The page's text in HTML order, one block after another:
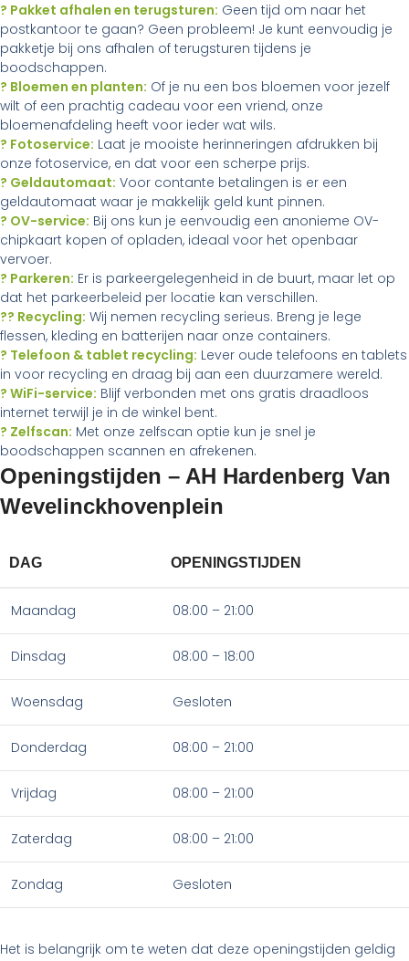
? Pakket afhalen en terugsturen: Geen tijd om naar het
postkantoor te gaan? Geen probleem! Je kunt eenvoudig je
pakketje bij ons afhalen of terugsturen tijdens je
boodschappen.
? Bloemen en planten: Of je nu een bos bloemen voor jezelf
wilt of een prachtig cadeau voor een vriend, onze
bloemenafdeling heeft voor ieder wat wils.
? Fotoservice: Laat je mooiste herinneringen afdrukken bij
onze fotoservice, en dat voor een scherpe prijs.
? Geldautomaat: Voor contante betalingen is er een
geldautomaat waar je makkelijk geld kunt pinnen.
? OV-service: Bij ons kun je eenvoudig een anonieme OV-
chipkaart kopen of opladen, ideaal voor het openbaar
vervoer.
? Parkeren: Er is parkeergelegenheid in de buurt, maar let op
dat het parkeerbeleid per locatie kan verschillen.
?? Recycling: Wij nemen recycling serieus. Breng je lege
flessen, kleding en batterijen naar onze containers.
? Telefoon & tablet recycling: Lever oude telefoons en tablets
in voor recycling en draag bij aan een duurzamere wereld.
? WiFi-service: Blijf verbonden met ons gratis draadloos
internet terwijl je in de winkel bent.
? Zelfscan: Met onze zelfscan optie kun je snel je
boodschappen scannen en afrekenen.
Openingstijden – AH Hardenberg Van
Wevelinckhovenplein
DAG OPENINGSTIJDEN
Maandag 08:00 – 21:00
Dinsdag 08:00 – 18:00
Woensdag Gesloten
Donderdag 08:00 – 21:00
Vrijdag 08:00 – 21:00
Zaterdag 08:00 – 21:00
Zondag Gesloten
Het is belangrijk om te weten dat deze openingstijden geldig